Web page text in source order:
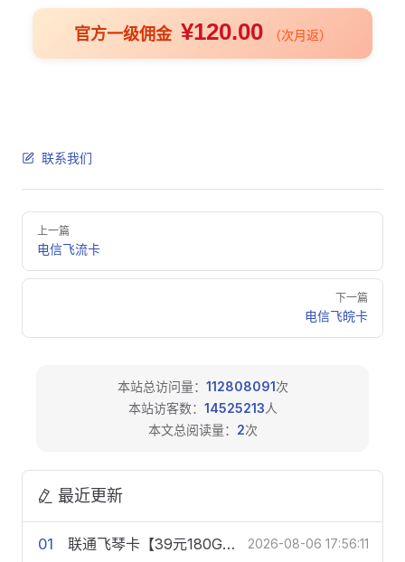
官方一级佣金 ¥120.00 （次月返）
联系我们
Pager
上一篇
电信飞流卡
下一篇
电信飞皖卡
本站总访问量： 112808091次
本站访客数： 14525213人
本文总阅读量： 2次
最近更新
01 联通飞琴卡【39元180G+200分钟】 2026-08-06 17:56:11